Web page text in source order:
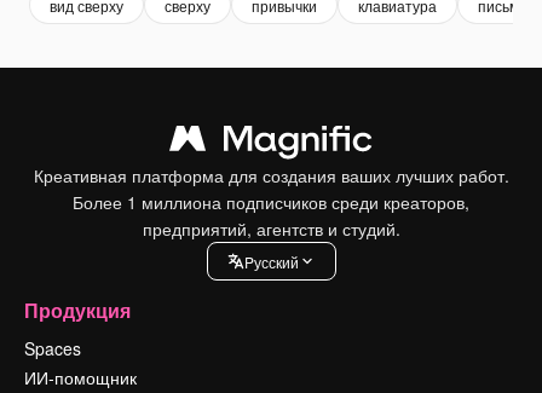
вид сверху сверху привычки клавиатура
Креативная платформа для создания ваших лучших работ.
Более 1 миллиона подписчиков среди креаторов,
предприятий, агентств и студий.
Pусский
Продукция
Spaces
ИИ-помощник